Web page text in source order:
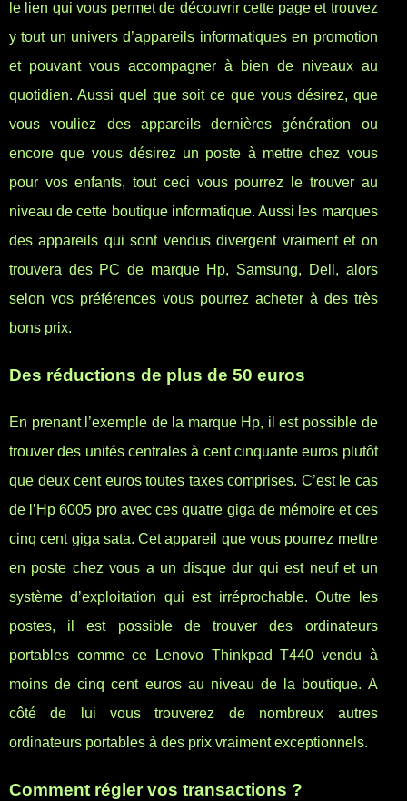
le lien qui vous permet de découvrir cette page et trouvez
y tout un univers d’appareils informatiques en promotion
et pouvant vous accompagner à bien de niveaux au
quotidien. Aussi quel que soit ce que vous désirez, que
vous vouliez des appareils dernières génération ou
encore que vous désirez un poste à mettre chez vous
pour vos enfants, tout ceci vous pourrez le trouver au
niveau de cette boutique informatique. Aussi les marques
des appareils qui sont vendus divergent vraiment et on
trouvera des PC de marque Hp, Samsung, Dell, alors
selon vos préférences vous pourrez acheter à des très
bons prix.
Des réductions de plus de 50 euros
En prenant l’exemple de la marque Hp, il est possible de
trouver des unités centrales à cent cinquante euros plutôt
que deux cent euros toutes taxes comprises. C’est le cas
de l’Hp 6005 pro avec ces quatre giga de mémoire et ces
cinq cent giga sata. Cet appareil que vous pourrez mettre
en poste chez vous a un disque dur qui est neuf et un
système d’exploitation qui est irréprochable. Outre les
postes, il est possible de trouver des ordinateurs
portables comme ce Lenovo Thinkpad T440 vendu à
moins de cinq cent euros au niveau de la boutique. A
côté de lui vous trouverez de nombreux autres
ordinateurs portables à des prix vraiment exceptionnels.
Comment régler vos transactions ?